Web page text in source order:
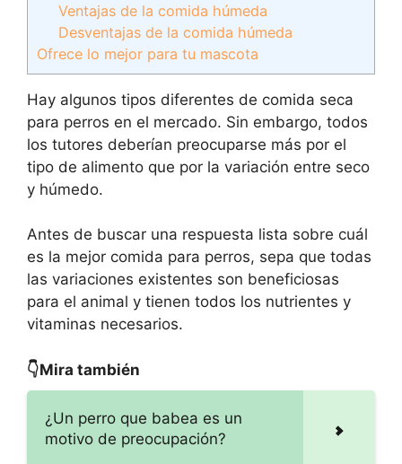
Ventajas de la comida húmeda
Desventajas de la comida húmeda
Ofrece lo mejor para tu mascota
Hay algunos tipos diferentes de comida seca
para perros en el mercado. Sin embargo, todos
los tutores deberían preocuparse más por el
tipo de alimento que por la variación entre seco
y húmedo.
Antes de buscar una respuesta lista sobre cuál
es la mejor comida para perros, sepa que todas
las variaciones existentes son beneficiosas
para el animal y tienen todos los nutrientes y
vitaminas necesarios.
👇Mira también
¿Un perro que babea es un
motivo de preocupación?